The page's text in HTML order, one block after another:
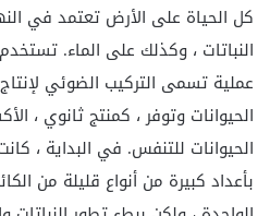
كل الحياة على الأرض تعتمد في
النباتات ، وكذلك على الماء.
عملية تسمى التركيب الضوئي
الحيوانات وتوفر ، كمنتج ثانوي ،
الحيوانات للتنفس. في البداية ،
بأعداد كبيرة من أنواع قليلة من